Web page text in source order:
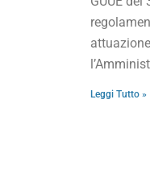
Leggi Tutto »